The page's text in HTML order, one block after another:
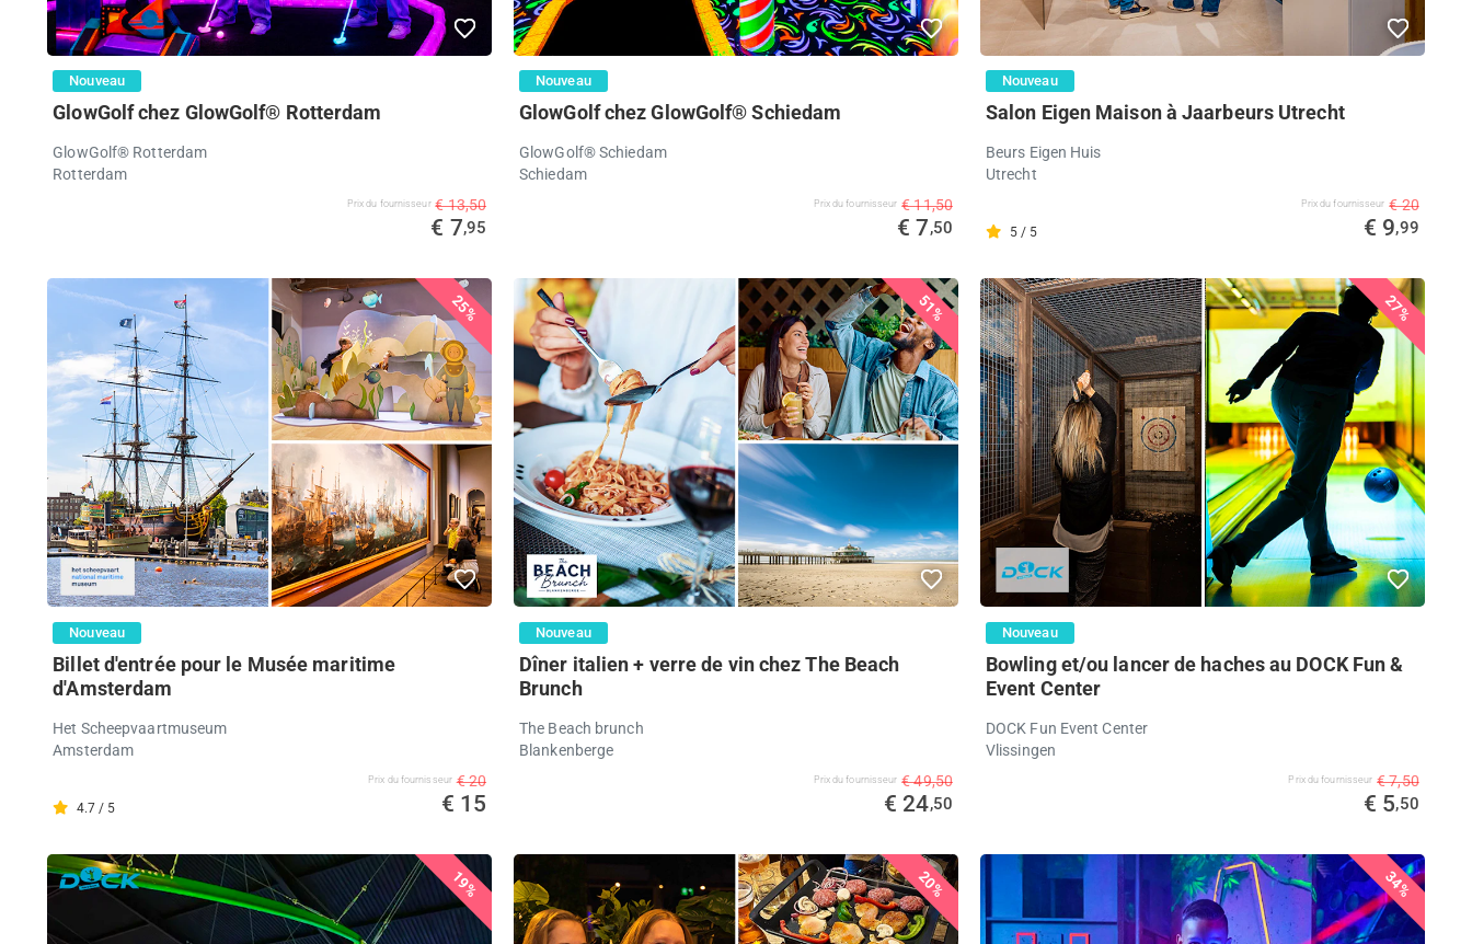
Nouveau
GlowGolf chez GlowGolf® Rotterdam
GlowGolf® Rotterdam
Rotterdam
Prix ​​du fournisseur € 13,50
€ 7,95
Nouveau
GlowGolf chez GlowGolf® Schiedam
GlowGolf® Schiedam
Schiedam
Prix ​​du fournisseur € 11,50
€ 7,50
Nouveau
Salon Eigen Maison à Jaarbeurs Utrecht
Beurs Eigen Huis
Utrecht
5 / 5
Prix ​​du fournisseur € 20
€ 9,99
25%
Nouveau
Billet d'entrée pour le Musée maritime
d'Amsterdam
Het Scheepvaartmuseum
Amsterdam
4.7 / 5
Prix ​​du fournisseur € 20
€ 15
51%
Nouveau
Dîner italien + verre de vin chez The Beach
Brunch
The Beach brunch
Blankenberge
Prix ​​du fournisseur € 49,50
€ 24,50
27%
Nouveau
Bowling et/ou lancer de haches au DOCK Fun &
Event Center
DOCK Fun Event Center
Vlissingen
Prix ​​du fournisseur € 7,50
€ 5,50
19% 20% 34%